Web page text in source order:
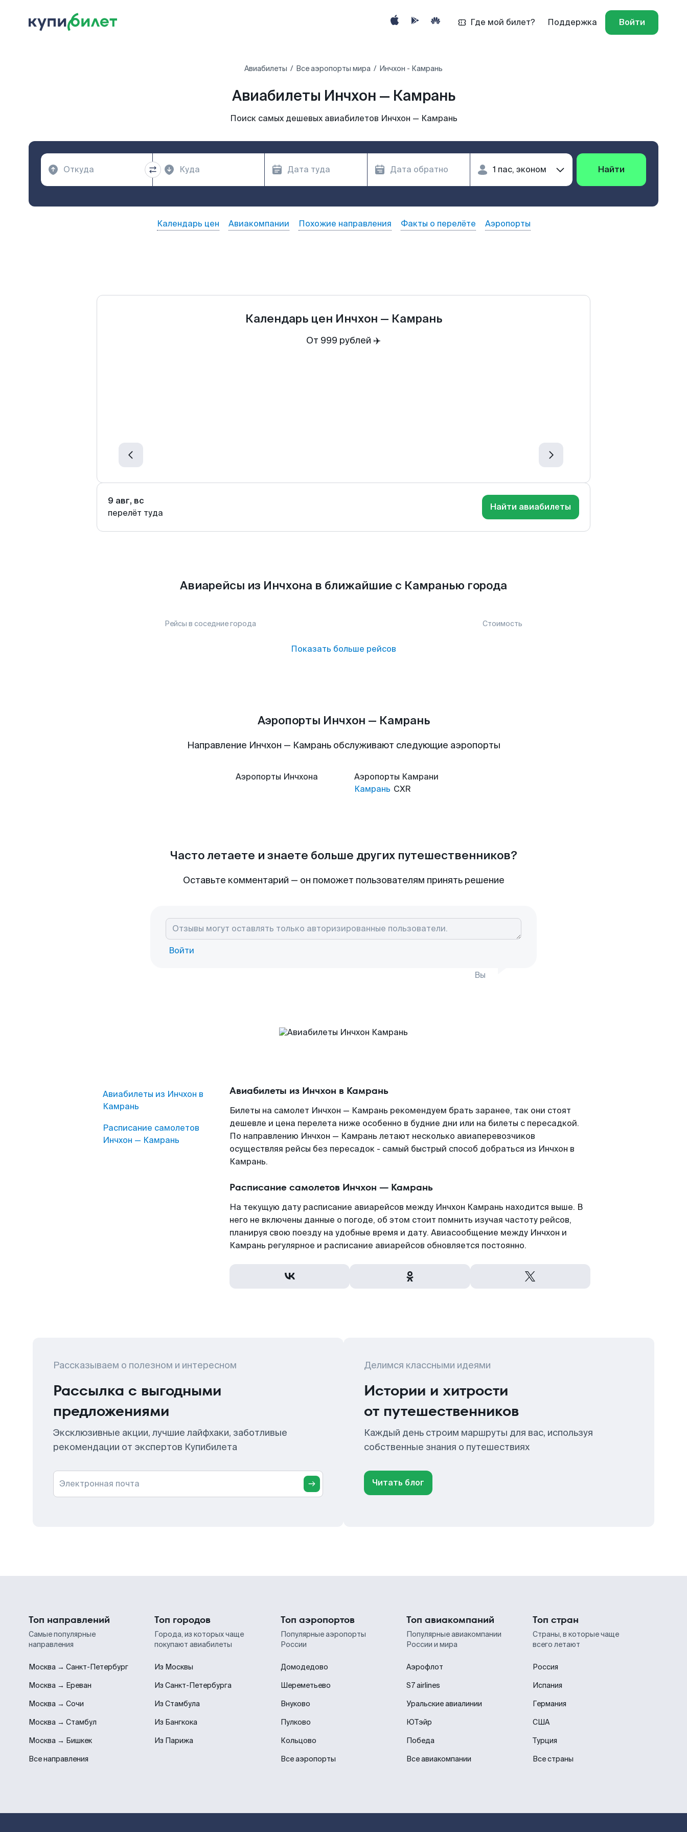
Где мой билет? Поддержка Войти
Авиабилеты Все аэропорты мира Инчхон - Камрань
Авиабилеты Инчхон — Камрань
Поиск самых дешевых авиабилетов Инчхон — Камрань
Найти
Календарь цен Авиакомпании Похожие направления Факты о перелёте Аэропорты
Календарь цен Инчхон — Камрань
От 999 рублей ✈️
9 авг, вс
перелёт туда
Найти авиабилеты
Авиарейсы из Инчхона в ближайшие с Камранью города
Рейсы в соседние города Стоимость
Показать больше рейсов
Аэропорты Инчхон — Камрань
Направление Инчхон — Камрань обслуживают следующие аэропорты
Аэропорты Инчхона Аэропорты Камрани
Камрань CXR
Часто летаете и знаете больше других путешественников?
Оставьте комментарий — он поможет пользователям принять решение
Войти
Вы
Авиабилеты из Инчхон в
Камрань
Расписание самолетов
Инчхон — Камрань
Авиабилеты из Инчхон в Камрань
Билеты на самолет Инчхон — Камрань рекомендуем брать заранее, так они стоят
дешевле и цена перелета ниже особенно в будние дни или на билеты с пересадкой.
По направлению Инчхон — Камрань летают несколько авиаперевозчиков
осуществляя рейсы без пересадок - самый быстрый способ добраться из Инчхон в
Камрань.
Расписание самолетов Инчхон — Камрань
На текущую дату расписание авиарейсов между Инчхон Камрань находится выше. В
него не включены данные о погоде, об этом стоит помнить изучая частоту рейсов,
планируя свою поезду на удобные время и дату. Авиасообщение между Инчхон и
Камрань регулярное и расписание авиарейсов обновляется постоянно.
Рассказываем о полезном и интересном
Рассылка с выгодными
предложениями
Эксклюзивные акции, лучшие лайфхаки, заботливые
рекомендации от экспертов Купибилета
Электронная почта
Делимся классными идеями
Истории и хитрости
от путешественников
Каждый день строим маршруты для вас, используя
собственные знания о путешествиях
Читать блог
Топ направлений
Самые популярные
направления
Москва → Санкт-Петербург
Москва → Ереван
Москва → Сочи
Москва → Стамбул
Москва → Бишкек
Все направления
Топ городов
Города, из которых чаще
покупают авиабилеты
Из Москвы
Из Санкт-Петербурга
Из Стамбула
Из Бангкока
Из Парижа
Топ аэропортов
Популярные аэропорты
России
Домодедово
Шереметьево
Внуково
Пулково
Кольцово
Все аэропорты
Топ авиакомпаний
Популярные авиакомпании
России и мира
Аэрофлот
S7 airlines
Уральские авиалинии
ЮТэйр
Победа
Все авиакомпании
Топ стран
Страны, в которые чаще
всего летают
Россия
Испания
Германия
США
Турция
Все страны